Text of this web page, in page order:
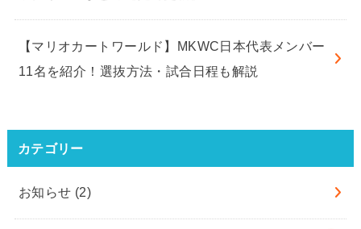
【マリオカートワールド】MKWC日本代表メンバー
11名を紹介！選抜方法・試合日程も解説
カテゴリー
お知らせ (2)